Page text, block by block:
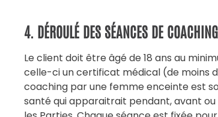
4. DÉROULÉ DES SÉANCES DE COACHING
Le client doit être âgé de 18 ans au
celle-ci un certificat médical (de moins
coaching par une femme enceinte est
santé qui apparaitrait pendant, avant